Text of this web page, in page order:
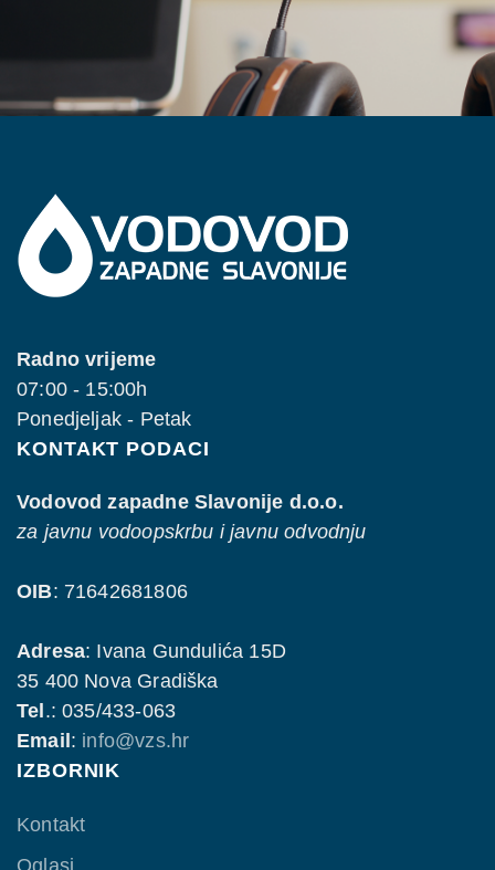
Radno vrijeme
07:00 - 15:00h
Ponedjeljak - Petak
KONTAKT PODACI
Vodovod zapadne Slavonije d.o.o.
za javnu vodoopskrbu i javnu odvodnju
OIB: 71642681806
Adresa: Ivana Gundulića 15D
35 400 Nova Gradiška
Tel .: 035/433-063
Email : info@vzs.hr
IZBORNIK
Kontakt
Oglasi